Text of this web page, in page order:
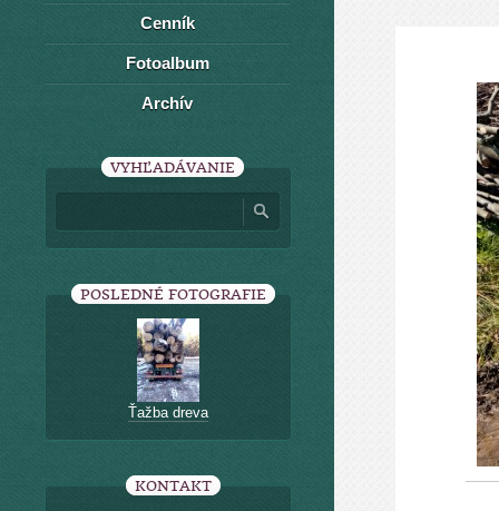
Cenník
Fotoalbum
Archív
VYHĽADÁVANIE
POSLEDNÉ FOTOGRAFIE
Ťažba dreva
KONTAKT